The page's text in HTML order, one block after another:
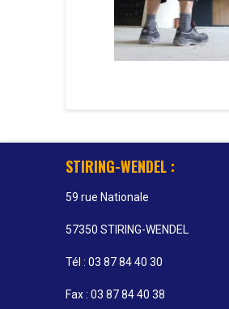
STIRING-WENDEL :
59 rue Nationale
57350 STIRING-WENDEL
Tél : 03 87 84 40 30
Fax : 03 87 84 40 38